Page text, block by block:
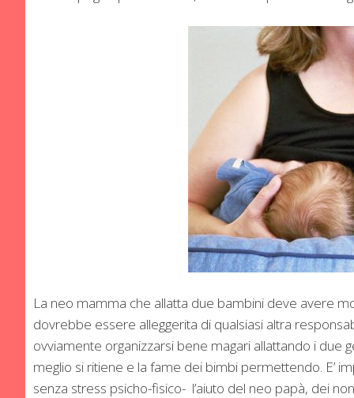
La neo mamma che allatta due bambini deve avere
dovrebbe essere alleggerita di qualsiasi altra
ovviamente organizzarsi bene magari allattando i
meglio si ritiene e la fame dei bimbi permettendo. E’
senza stress psicho-fisico- l’aiuto del neo papà, dei